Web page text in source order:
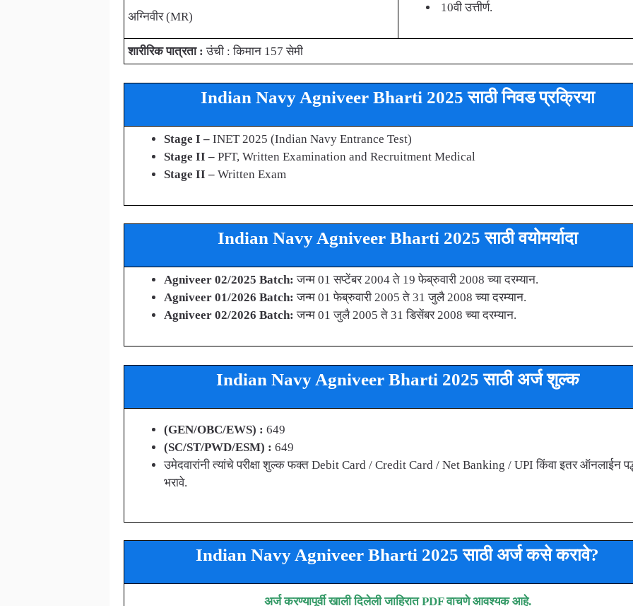
अग्निवीर (MR)
10वी उत्तीर्ण.
शारीरिक पात्रता :उंची : किमान 157 सेमी
Indian Navy Agniveer Bharti 2025 साठी निवड प्रक्रिया
Stage I –INET 2025 (Indian Navy Entrance Test)
Stage II –PFT, Written Examination and Recruitment Medical
Stage II –Written Exam
Indian Navy Agniveer Bharti 2025 साठी वयोमर्यादा
Agniveer 02/2025 Batch:जन्म 01 सप्टेंबर 2004 ते 19 फेब्रुवारी 2008 च्या दरम्यान.
Agniveer 01/2026 Batch:जन्म 01 फेब्रुवारी 2005 ते 31 जुलै 2008 च्या दरम्यान.
Agniveer 02/2026 Batch:जन्म 01 जुलै 2005 ते 31 डिसेंबर 2008 च्या दरम्यान.
Indian Navy Agniveer Bharti 2025 साठी अर्ज शुल्क
(GEN/OBC/EWS) : 649
(SC/ST/PWD/ESM) : 649
उमेदवारांनी त्यांचे परीक्षा शुल्क फक्त Debit Card / Credit Card / Net Banking / UPI किंवा इतर ऑनलाईन
भरावे.
Indian Navy Agniveer Bharti 2025 साठी अर्ज कसे करावे?
अर्ज करण्यापूर्वी खाली दिलेली जाहिरात PDF वाचणे आवश्यक आहे.